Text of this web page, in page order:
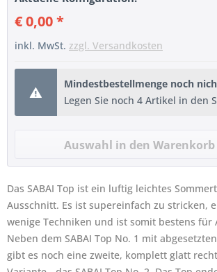
€ 0,00 *
inkl. MwSt. zzgl. Versandkosten
Mindestbestellmenge noch
Legen Sie noch 4 Artikel in den
Das SABAI Top ist ein luftig leichtes
Ausschnitt. Es ist supereinfach zu stricken,
wenige Techniken und ist somit bestens für
Neben dem SABAI Top No. 1 mit
gibt es noch eine zweite, komplett glatt